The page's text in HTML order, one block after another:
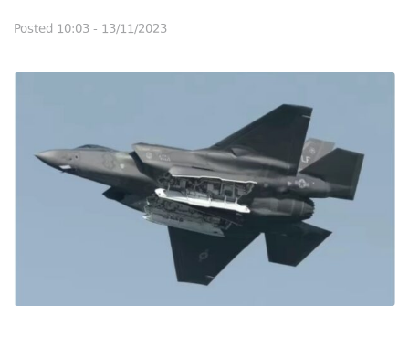
Posted 10:03 - 13/11/2023